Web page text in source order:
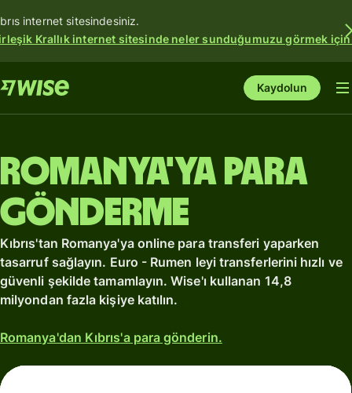
internet sitesindesiniz.
Krallık internet sitesinde neler sunduğumuzu görmek için
Kaydolun
Romanya'ya para
gönderme
Kıbrıs'tan Romanya'ya online para transferi yaparken
tasarruf sağlayın. Euro - Rumen leyi transferlerini hızlı ve
güvenli şekilde tamamlayın. Wise'ı kullanan 14,8
milyondan fazla kişiye katılın.
Romanya'dan Kıbrıs'a para gönderin.